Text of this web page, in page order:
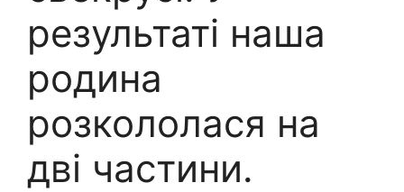
результаті наша
родина
розкололася на
дві частини.